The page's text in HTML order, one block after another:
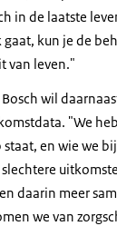
in de laatste
gaat, kun je de
van leven."
wil
"We
en wie we
daarin meer
we van